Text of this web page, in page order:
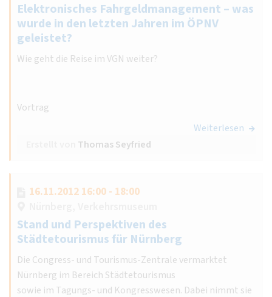
Elektronisches Fahrgeldmanagement – was
wurde in den letzten Jahren im ÖPNV
geleistet?
Wie geht die Reise im VGN weiter?
Vortrag
Weiterlesen
Thomas Seyfried
16.11.2012 16:00 - 18:00
Stand und Perspektiven des
Städtetourismus für Nürnberg
Die Congress- und Tourismus-Zentrale vermarktet
Nürnberg im Bereich Städtetourismus
sowie im Tagungs- und Kongresswesen. Dabei nimmt sie